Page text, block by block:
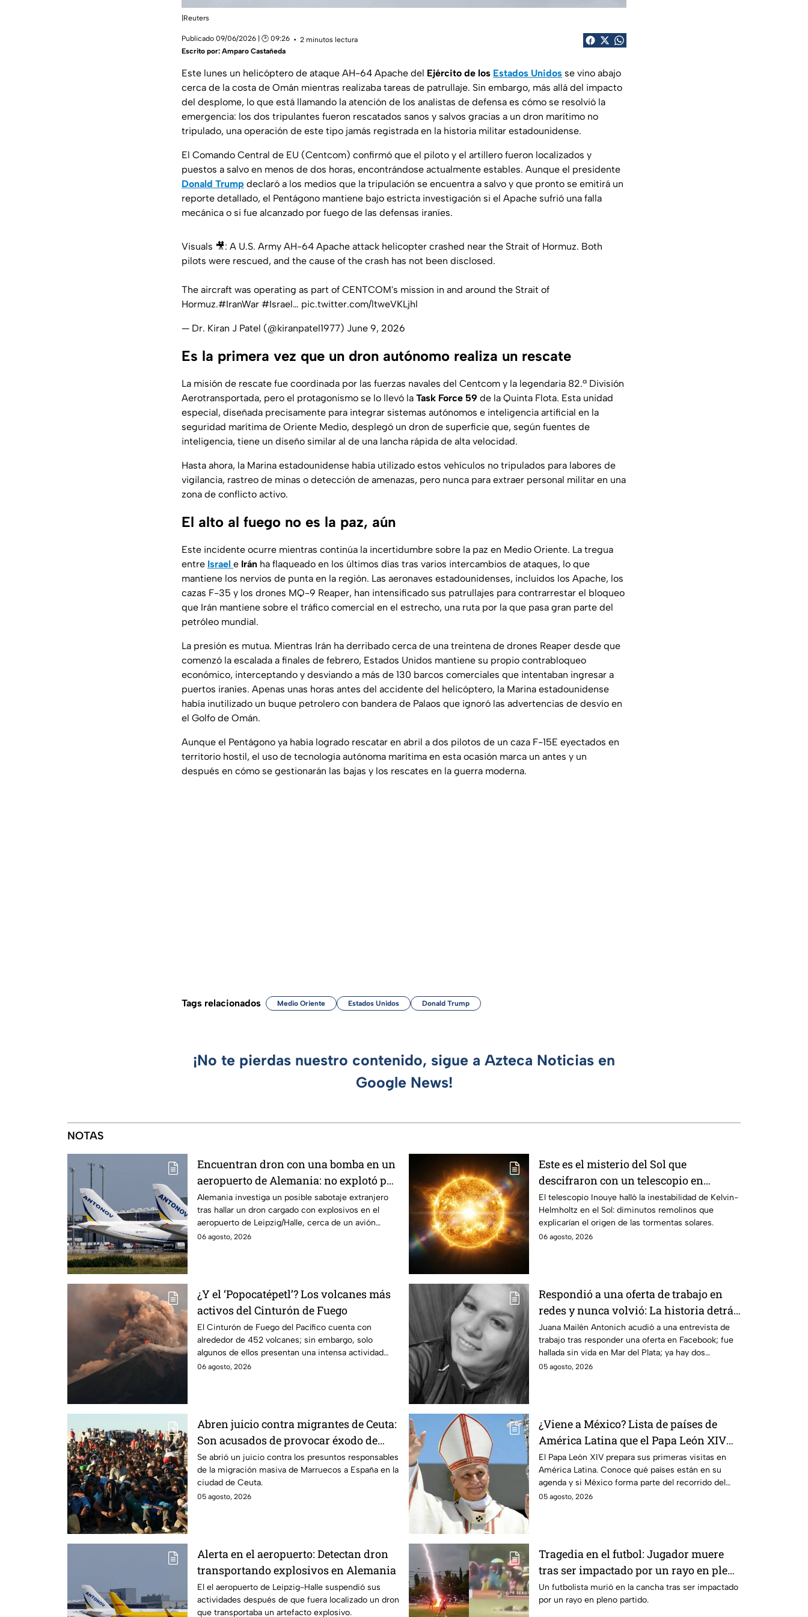
|Reuters
Publicado 09/06/2026 | 🕑 09:26
2 minutos lectura
Escrito por: Amparo Castañeda
Este lunes un helicóptero de ataque AH-64 Apache del Ejército de los Estados Unidos se vino abajo
cerca de la costa de Omán mientras realizaba tareas de patrullaje. Sin embargo, más allá del impacto
del desplome, lo que está llamando la atención de los analistas de defensa es cómo se resolvió la
emergencia: los dos tripulantes fueron rescatados sanos y salvos gracias a un dron marítimo no
tripulado, una operación de este tipo jamás registrada en la historia militar estadounidense.
El Comando Central de EU (Centcom) confirmó que el piloto y el artillero fueron localizados y
puestos a salvo en menos de dos horas, encontrándose actualmente estables. Aunque el presidente
Donald Trump declaró a los medios que la tripulación se encuentra a salvo y que pronto se emitirá un
reporte detallado, el Pentágono mantiene bajo estricta investigación si el Apache sufrió una falla
mecánica o si fue alcanzado por fuego de las defensas iraníes.
Visuals 🎥: A U.S. Army AH-64 Apache attack helicopter crashed near the Strait of Hormuz. Both
pilots were rescued, and the cause of the crash has not been disclosed.
The aircraft was operating as part of CENTCOM's mission in and around the Strait of
Hormuz.#IranWar‌ #Israel… pic.twitter.com/ltweVKLjhl
— Dr. Kiran J Patel (@kiranpatel1977) June 9, 2026
Es la primera vez que un dron autónomo realiza un rescate
La misión de rescate fue coordinada por las fuerzas navales del Centcom y la legendaria 82.ª División
Aerotransportada, pero el protagonismo se lo llevó la Task Force 59 de la Quinta Flota. Esta unidad
especial, diseñada precisamente para integrar sistemas autónomos e inteligencia artificial en la
seguridad marítima de Oriente Medio, desplegó un dron de superficie que, según fuentes de
inteligencia, tiene un diseño similar al de una lancha rápida de alta velocidad.
Hasta ahora, la Marina estadounidense había utilizado estos vehículos no tripulados para labores de
vigilancia, rastreo de minas o detección de amenazas, pero nunca para extraer personal militar en una
zona de conflicto activo.
El alto al fuego no es la paz, aún
Este incidente ocurre mientras continúa la incertidumbre sobre la paz en Medio Oriente. La tregua
entre Israel e Irán ha flaqueado en los últimos días tras varios intercambios de ataques, lo que
mantiene los nervios de punta en la región. Las aeronaves estadounidenses, incluidos los Apache, los
cazas F-35 y los drones MQ-9 Reaper, han intensificado sus patrullajes para contrarrestar el bloqueo
que Irán mantiene sobre el tráfico comercial en el estrecho, una ruta por la que pasa gran parte del
petróleo mundial.
La presión es mutua. Mientras Irán ha derribado cerca de una treintena de drones Reaper desde que
comenzó la escalada a finales de febrero, Estados Unidos mantiene su propio contrabloqueo
económico, interceptando y desviando a más de 130 barcos comerciales que intentaban ingresar a
puertos iraníes. Apenas unas horas antes del accidente del helicóptero, la Marina estadounidense
había inutilizado un buque petrolero con bandera de Palaos que ignoró las advertencias de desvío en
el Golfo de Omán.
Aunque el Pentágono ya había logrado rescatar en abril a dos pilotos de un caza F-15E eyectados en
territorio hostil, el uso de tecnología autónoma marítima en esta ocasión marca un antes y un
después en cómo se gestionarán las bajas y los rescates en la guerra moderna.
Tags relacionados Medio Oriente Estados Unidos Donald Trump
¡No te pierdas nuestro contenido, sigue a Azteca Noticias en
Google News!
NOTAS
Encuentran dron con una bomba en un
aeropuerto de Alemania: no explotó por
falla técnica
Alemania investiga un posible sabotaje extranjero
tras hallar un dron cargado con explosivos en el
aeropuerto de Leipzig/Halle, cerca de un avión
ucraniano.
06 agosto, 2026
Este es el misterio del Sol que
descifraron con un telescopio en
Hawái: explica las tormentas solares
que afectan a la Tierra
El telescopio Inouye halló la inestabilidad de Kelvin-
Helmholtz en el Sol: diminutos remolinos que
explicarían el origen de las tormentas solares.
06 agosto, 2026
¿Y el ‘Popocatépetl’? Los volcanes más
activos del Cinturón de Fuego
El Cinturón de Fuego del Pacífico cuenta con
alrededor de 452 volcanes; sin embargo, solo
algunos de ellos presentan una intensa actividad
volcánica.
06 agosto, 2026
Respondió a una oferta de trabajo en
redes y nunca volvió: La historia detrás
del feminicidio de Juana Mailén
Antonich
Juana Mailén Antonich acudió a una entrevista de
trabajo tras responder una oferta en Facebook; fue
hallada sin vida en Mar del Plata; ya hay dos
detenidos por feminicidio.
05 agosto, 2026
Abren juicio contra migrantes de Ceuta:
Son acusados de provocar éxodo de
más de 70 mil personas
Se abrió un juicio contra los presuntos responsables
de la migración masiva de Marruecos a España en la
ciudad de Ceuta.
05 agosto, 2026
¿Viene a México? Lista de países de
América Latina que el Papa León XIV
visitará
El Papa León XIV prepara sus primeras visitas en
América Latina. Conoce qué países están en su
agenda y si México forma parte del recorrido del
pontífice.
05 agosto, 2026
Alerta en el aeropuerto: Detectan dron
transportando explosivos en Alemania
El el aeropuerto de Leipzig-Halle suspendió sus
actividades después de que fuera localizado un dron
que transportaba un artefacto explosivo.
Tragedia en el futbol: Jugador muere
tras ser impactado por un rayo en pleno
partido
Un futbolista murió en la cancha tras ser impactado
por un rayo en pleno partido.